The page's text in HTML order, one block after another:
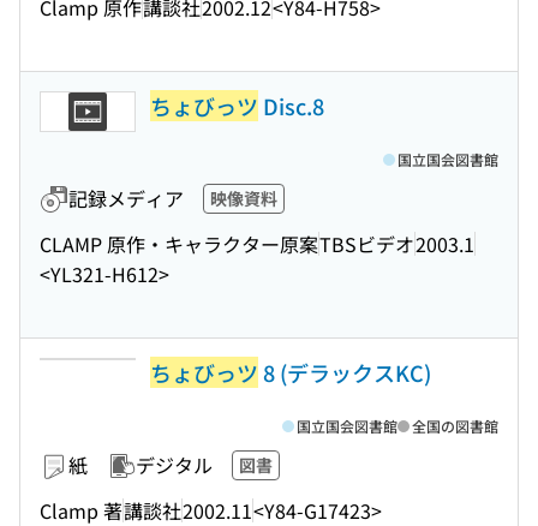
Clamp 原作講談社2002.12<Y84-H758>
ちょびっツ Disc.8
記録メディア 映像資料
CLAMP 原作・キャラクター原案TBSビデオ2003.1
<YL321-H612>
国立国会図書館
ちょびっツ8 (デラックスKC)
紙 デジタル 図書
Clamp 著講談社2002.11<Y84-G17423>
国立国会図書館 全国の図書館